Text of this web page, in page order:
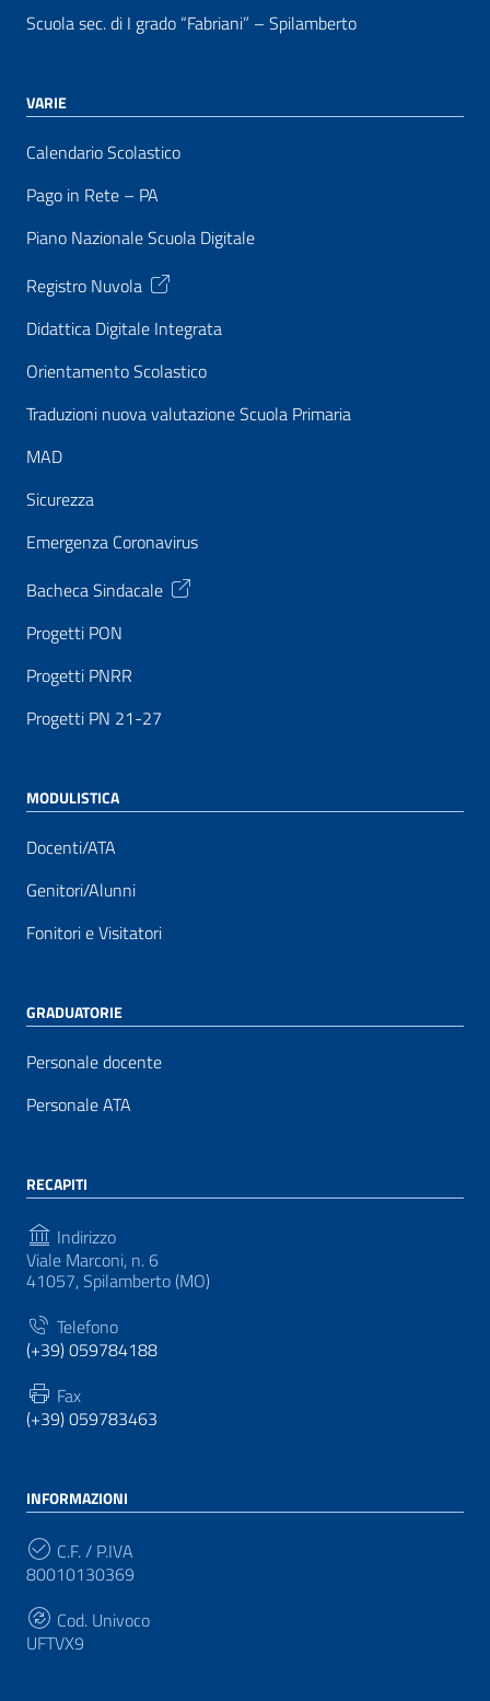
Scuola sec. di I grado “Fabriani” – Spilamberto
VARIE
Calendario Scolastico
Pago in Rete – PA
Piano Nazionale Scuola Digitale
Registro Nuvola
Didattica Digitale Integrata
Orientamento Scolastico
Traduzioni nuova valutazione Scuola Primaria
MAD
Sicurezza
Emergenza Coronavirus
Bacheca Sindacale
Progetti PON
Progetti PNRR
Progetti PN 21-27
MODULISTICA
Docenti/ATA
Genitori/Alunni
Fonitori e Visitatori
GRADUATORIE
Personale docente
Personale ATA
RECAPITI
Indirizzo
Viale Marconi, n. 6
41057, Spilamberto (MO)
Telefono
(+39) 059784188
Fax
(+39) 059783463
INFORMAZIONI
C.F. / P.IVA
80010130369
Cod. Univoco
UFTVX9